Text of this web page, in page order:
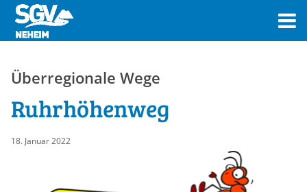
Überregionale Wege
Ruhrhöhenweg
18. Januar 2022